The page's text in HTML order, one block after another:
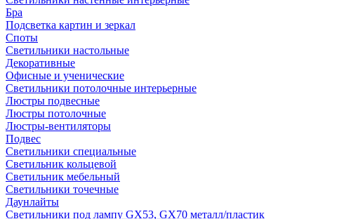
Бра
Подсветка картин и зеркал
Споты
Светильники настольные
Декоративные
Офисные и ученические
Светильники потолочные интерьерные
Люстры подвесные
Люстры потолочные
Люстры-вентиляторы
Подвес
Светильники специальные
Светильник кольцевой
Светильник мебельный
Светильники точечные
Даунлайты
Светильники под лампу GX53, GX70 металл/пластик